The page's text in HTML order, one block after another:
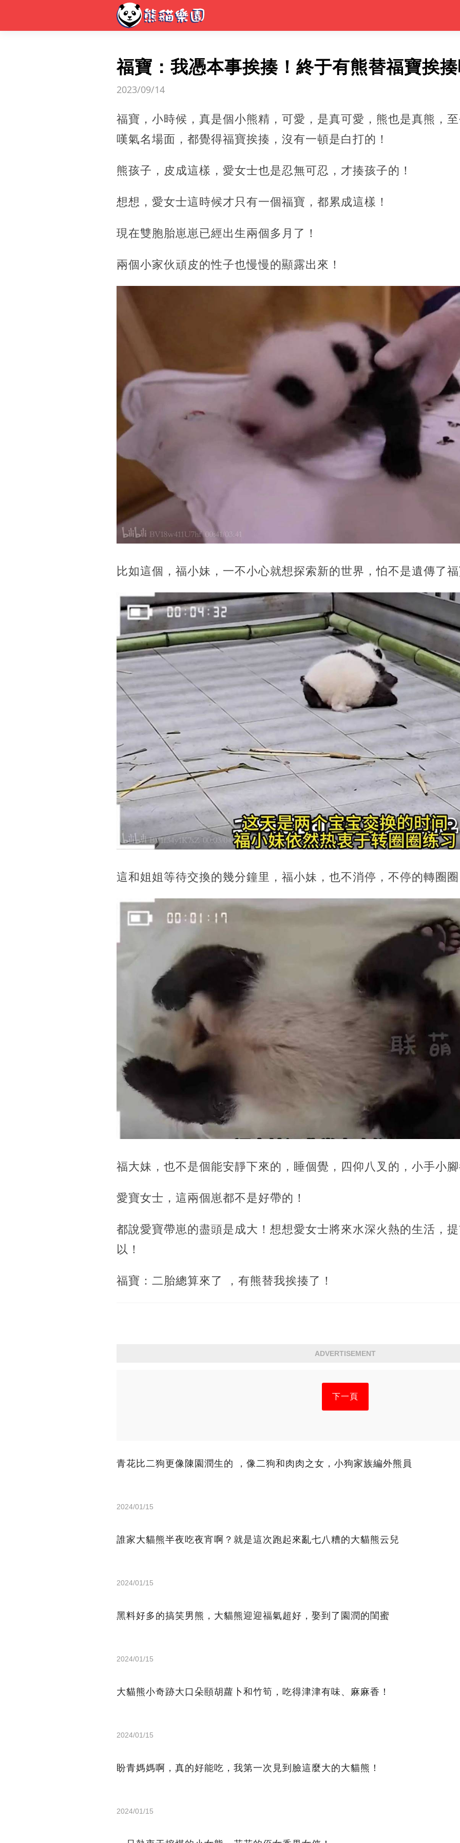
福寶：我憑本事挨揍！終于有熊替福寶挨
2023/09/14
福寶，小時候，真是個小熊精，可愛，是真可愛，熊也是真熊，
嘆氣名場面，都覺得福寶挨揍，沒有一頓是白打的！
熊孩子，皮成這樣，愛女士也是忍無可忍，才揍孩子的！
想想，愛女士這時候才只有一個福寶，都累成這樣！
現在雙胞胎崽崽已經出生兩個多月了！
兩個小家伙頑皮的性子也慢慢的顯露出來！
比如這個，福小妹，一不小心就想探索新的世界，怕不是遺傳了
這和姐姐等待交換的幾分鐘里，福小妹，也不消停，不停的轉圈
福大妹，也不是個能安靜下來的，睡個覺，四仰八叉的，小手小
愛寶女士，這兩個崽都不是好帶的！
都說愛寶帶崽的盡頭是成大！想想愛女士將來水深火熱的生活，
以！
福寶：二胎總算來了 ，有熊替我挨揍了！
ADVERTISEMENT
下一頁
青花比二狗更像陳園潤生的 ​​，像二狗和肉肉之女，小狗家族編外熊員
2024/01/15
誰家大貓熊半夜吃夜宵啊？就是這次跑起來亂七八糟的大貓熊云兒
2024/01/15
黑料好多的搞笑男熊，大貓熊迎迎福氣超好，娶到了園潤的閨蜜
2024/01/15
大貓熊小奇跡大口朵頤胡蘿卜和竹筍，吃得津津有味、麻麻香！
2024/01/15
盼青媽媽啊，真的好能吃，我第一次見到臉這麼大的大貓熊！
2024/01/15